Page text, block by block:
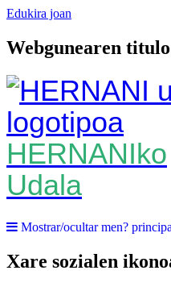
Edukira joan
Webgunearen
HERNANIko
Udala
Mostrar/ocultar men?
Xare sozialen